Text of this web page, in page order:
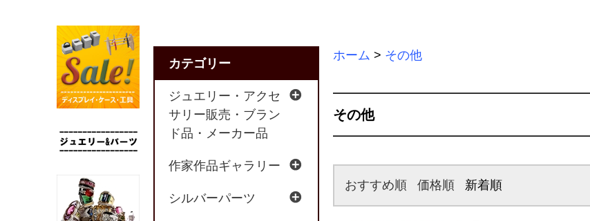
ホーム > その他
その他
おすすめ順 価格順 新着順
カテゴリー
ジュエリー・アクセ
サリー販売・ブラン
ド品・メーカー品
作家作品ギャラリー
シルバーパーツ